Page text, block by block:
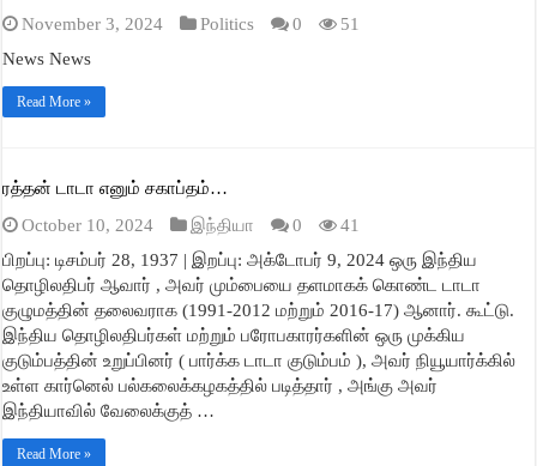
November 3, 2024
Politics 0
51
News News
Read More »
ரத்தன் டாடா எனும் சகாப்தம்…
October 10, 2024
இந்தியா 0
41
பிறப்பு: டிசம்பர் 28, 1937 | இறப்பு: அக்டோபர் 9, 2024 ஒரு இந்திய
தொழிலதிபர் ஆவார் , அவர் மும்பையை தளமாகக் கொண்ட டாடா
குழுமத்தின் தலைவராக (1991-2012 மற்றும் 2016-17) ஆனார். கூட்டு.
இந்திய தொழிலதிபர்கள் மற்றும் பரோபகாரர்களின் ஒரு முக்கிய
குடும்பத்தின் உறுப்பினர் ( பார்க்க டாடா குடும்பம் ), அவர் நியூயார்க்கில்
உள்ள கார்னெல் பல்கலைக்கழகத்தில் படித்தார் , அங்கு அவர்
இந்தியாவில் வேலைக்குத் …
Read More »